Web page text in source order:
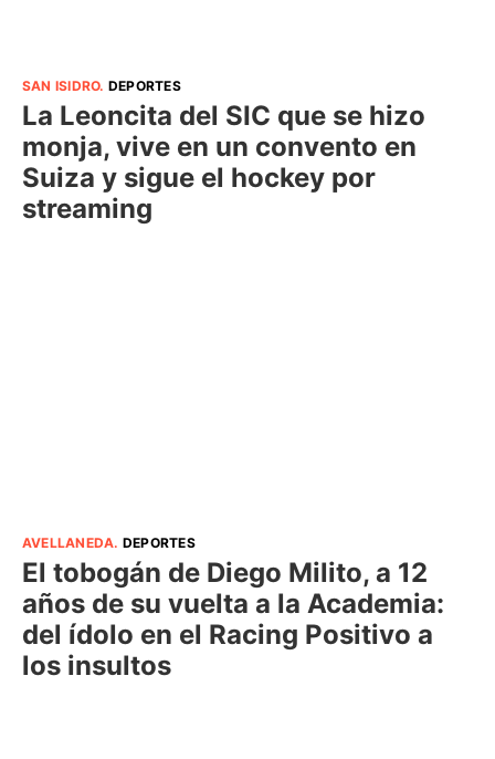
SAN ISIDRO. DEPORTES
La Leoncita del SIC que se hizo
monja, vive en un convento en
Suiza y sigue el hockey por
streaming
AVELLANEDA. DEPORTES
El tobogán de Diego Milito, a 12
años de su vuelta a la Academia:
del ídolo en el Racing Positivo a
los insultos